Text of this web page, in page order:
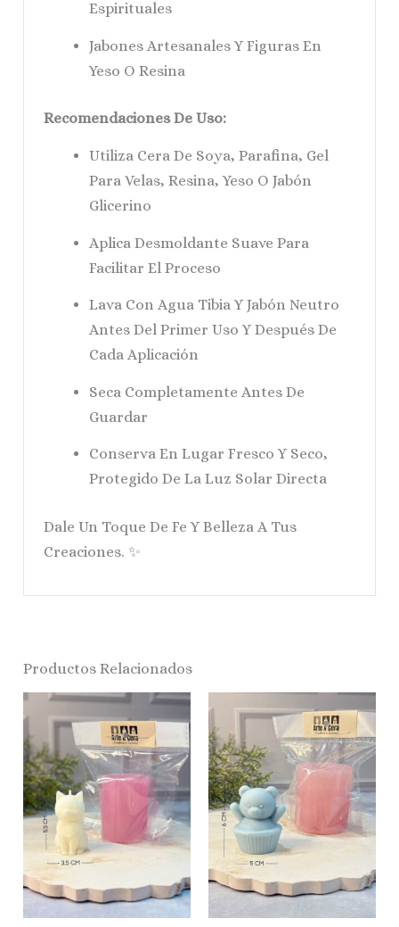
Espirituales
Jabones Artesanales Y Figuras En
Yeso O Resina
Recomendaciones De Uso:
Utiliza Cera De Soya, Parafina, Gel
Para Velas, Resina, Yeso O Jabón
Glicerino
Aplica Desmoldante Suave Para
Facilitar El Proceso
Lava Con Agua Tibia Y Jabón Neutro
Antes Del Primer Uso Y Después De
Cada Aplicación
Seca Completamente Antes De
Guardar
Conserva En Lugar Fresco Y Seco,
Protegido De La Luz Solar Directa
Dale Un Toque De Fe Y Belleza A Tus
Creaciones. ✨
Productos Relacionados